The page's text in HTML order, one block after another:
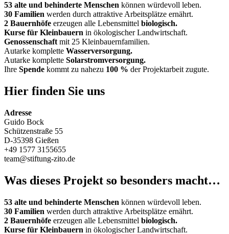
53 alte und behinderte Menschen können würdevoll leben.
30 Familien werden durch attraktive Arbeitsplätze ernährt.
2 Bauernhöfe erzeugen alle Lebensmittel biologisch.
Kurse für Kleinbauern in ökologischer Landwirtschaft.
Genossenschaft mit 25 Kleinbauernfamilien.
Autarke komplette Wasserversorgung.
Autarke komplette Solarstromversorgung.
Ihre Spende kommt zu nahezu 100 % der Projektarbeit zugute.
Hier finden Sie uns
Adresse
Guido Bock
Schützenstraße 55
D-35398 Gießen
+49 1577 3155655
team@stiftung-zito.de
Was dieses Projekt so besonders macht…
53 alte und behinderte Menschen können würdevoll leben.
30 Familien werden durch attraktive Arbeitsplätze ernährt.
2 Bauernhöfe erzeugen alle Lebensmittel biologisch.
Kurse für Kleinbauern in ökologischer Landwirtschaft.